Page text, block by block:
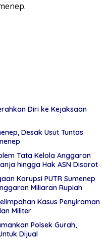
Diri ke Kejaksaan
Desak Usut Tuntas
Tata Kelola Anggaran
hingga Hak ASN Disorot
Korupsi PUTR Sumenep
Miliaran Rupiah
Kasus Penyiraman
Militer
Polsek Gurah,
Dijual